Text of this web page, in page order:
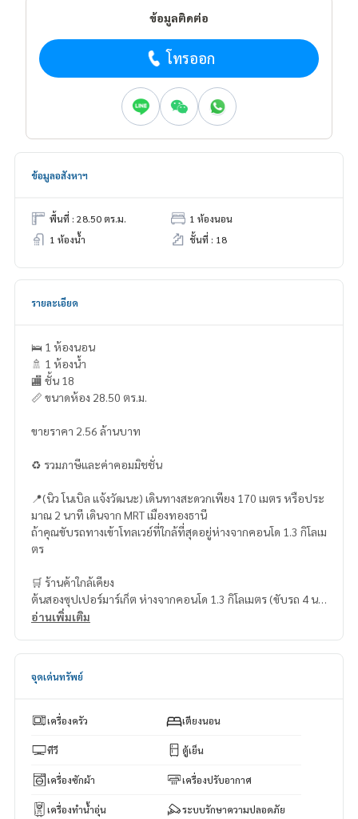
ข้อมูลติดต่อ
โทรออก
ข้อมูลอสังหาฯ
พื้นที่ : 28.50 ตร.ม.
1 ห้องนอน
1 ห้องน้ำ
ชั้นที่ : 18
รายละเอียด
🛌 1 ห้องนอน
🚿 1 ห้องน้ำ
🏬 ชั้น 18
📏 ขนาดห้อง 28.50 ตร.ม.
ขายราคา 2.56 ล้านบาท
♻️ รวมภาษีและค่าคอมมิชชั่น
📍(นิว โนเบิล แจ้งวัฒนะ) เดินทางสะดวกเพียง 170 เมตร หรือประ
มาณ 2 นาที เดินจาก MRT เมืองทองธานี
ถ้าคุณขับรถทางเข้าโทลเวย์ที่ใกล้ที่สุดอยู่ห่างจากคอนโด 1.3 กิโลเม
ตร
🛒 ร้านค้าใกล้เคียง
ต้นสองซุปเปอร์มาร์เก็ต ห่างจากคอนโด 1.3 กิโลเมตร (ขับรถ 4 นา
ที)
วิลล่ามาร์เก็ต (แจ้งวัฒนะ) – 1.7 กิโลเมตร (ขับรถ 8 นาที)
☎️ Contact us now
📲 Tel./WhatsApp:
(+66)88-618-6688
อ่านเพิ่มเติม
จุดเด่นทรัพย์
เครื่องครัว เตียงนอน
ทีวี ตู้เย็น
เครื่องซักผ้า เครื่องปรับอากาศ
เครื่องทำน้ำอุ่น ระบบรักษาความปลอดภัย